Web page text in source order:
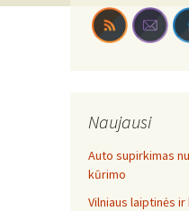
Naujausi
Auto supirkimas
kūrimo
Vilniaus laiptinės